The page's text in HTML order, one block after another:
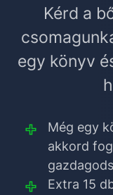
Kérd a
egy könyv
Még egy
akkord
Extra 15